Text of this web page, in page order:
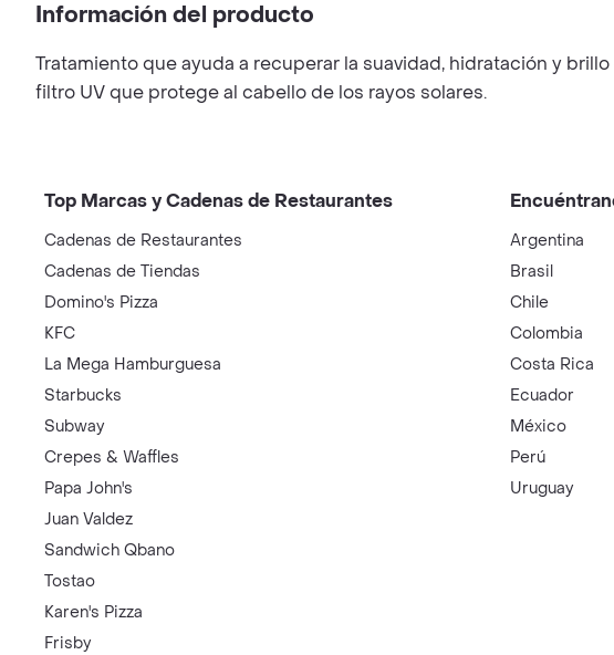
Información del producto
Tratamiento que ayuda a recuperar la suavidad, hidratación y
filtro UV que protege al cabello de los rayos solares.
Top Marcas y Cadenas de Restaurantes
Cadenas de Restaurantes
Cadenas de Tiendas
Domino's Pizza
KFC
La Mega Hamburguesa
Starbucks
Subway
Crepes & Waffles
Papa John's
Juan Valdez
Sandwich Qbano
Tostao
Karen's Pizza
Frisby
Argentina
Brasil
Chile
Colombia
Costa Rica
Ecuador
México
Perú
Uruguay